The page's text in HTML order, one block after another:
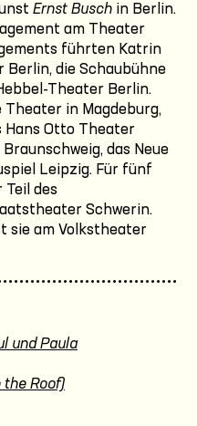
Ernst Busch in Berlin.
am Theater
führten Katrin
Berlin, die Schaubühne
Theater Berlin.
in Magdeburg,
Hans Otto Theater
das Neue
Leipzig. Für fünf
des
Schwerin.
sie am Volkstheater
und Paula
the Roof)